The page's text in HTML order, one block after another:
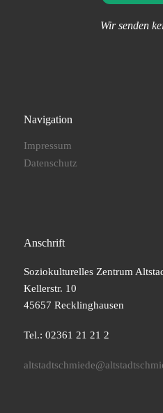
Wir senden
Navigation
Impressum
Datenschutz
Anschrift
Soziokulturelles Zentrum
Kellerstr. 10
45657 Recklinghausen
Tel.: 02361 21 21 2